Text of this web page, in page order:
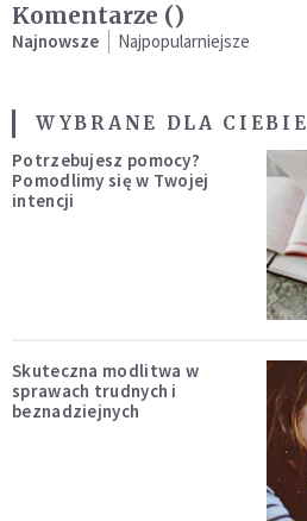
Komentarze ()
Najnowsze Najpopularniejsze
WYBRANE DLA CIEBIE
Potrzebujesz pomocy?
Pomodlimy się w Twojej
intencji
Skuteczna modlitwa w
sprawach trudnych i
beznadziejnych